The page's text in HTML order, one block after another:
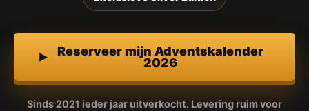
Reserveer mijn Adventskalender
2026
Sinds 2021 ieder jaar uitverkocht. Levering ruim voor